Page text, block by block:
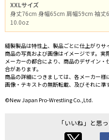
XXLサイズ
身丈76cm 身幅65cm 肩幅59cm 袖丈
10.0oz
縫製製品は特性上、製品ごとに仕上がりサ
商品の写真および画像はイメージです。実
メーカーの都合により、商品のデザイン
合があります。
商品の詳細につきましては、各メーカー様
画像・テキストの無断転載、及びそれに準
©New Japan Pro-Wrestling Co.,Ltd.
「いいね」と思